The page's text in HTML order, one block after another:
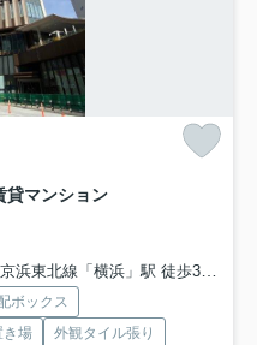
貸マンション
京浜東北線「横浜」駅 徒歩3分
ボックス
き場 外観タイル張り